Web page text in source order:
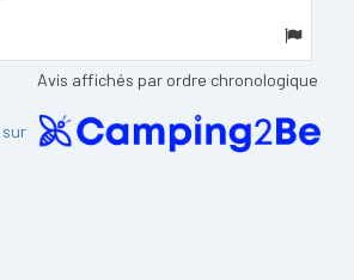
Avis affichés par ordre chronologique
sur